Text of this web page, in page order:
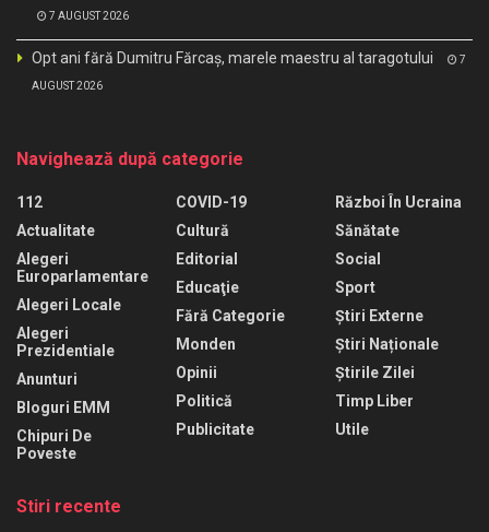
7 AUGUST 2026
Opt ani fără Dumitru Fărcaș, marele maestru al taragotului 7
AUGUST 2026
Navighează după categorie
112
Actualitate
Alegeri
Europarlamentare
Alegeri Locale
Alegeri
Prezidentiale
Anunturi
Bloguri EMM
Chipuri De
Poveste
COVID-19
Cultură
Editorial
Educaţie
Fără Categorie
Monden
Opinii
Politică
Publicitate
Război În Ucraina
Sănătate
Social
Sport
Știri Externe
Știri Naționale
Știrile Zilei
Timp Liber
Utile
Stiri recente